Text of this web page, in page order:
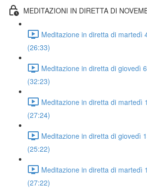
MEDITAZIONI IN DIRETTA DI
Meditazione in diretta di martedì
(26:33)
Meditazione in diretta di giovedì
(32:23)
Meditazione in diretta di martedì
(27:24)
Meditazione in diretta di giovedì
(25:22)
Meditazione in diretta di martedì
(27:22)